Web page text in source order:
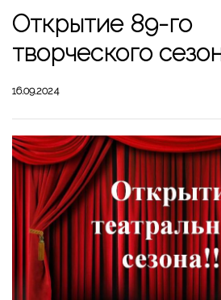
Открытие 89-го
творческого
16.09.2024